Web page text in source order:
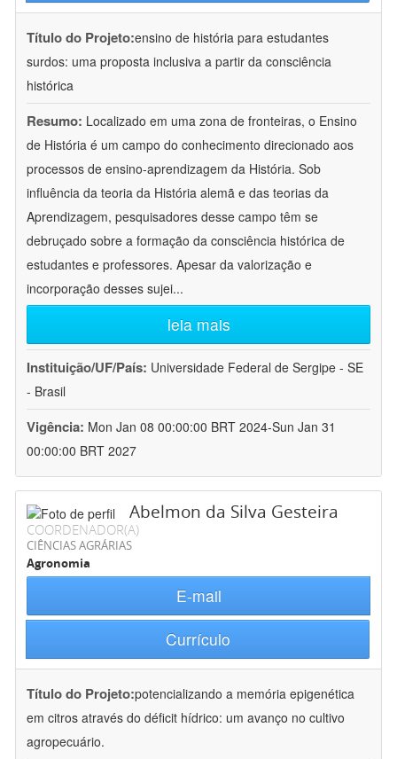
Título do Projeto:ensino de história para estudantes
surdos: uma proposta inclusiva a partir da consciência
histórica
Resumo: Localizado em uma zona de fronteiras, o Ensino
de História é um campo do conhecimento direcionado aos
processos de ensino-aprendizagem da História. Sob
influência da teoria da História alemã e das teorias da
Aprendizagem, pesquisadores desse campo têm se
debruçado sobre a formação da consciência histórica de
estudantes e professores. Apesar da valorização e
incorporação desses sujei...
leia mais
Instituição/UF/País: Universidade Federal de Sergipe - SE
- Brasil
Vigência: Mon Jan 08 00:00:00 BRT 2024-Sun Jan 31
00:00:00 BRT 2027
Abelmon da Silva Gesteira
COORDENADOR(A)
CIÊNCIAS AGRÁRIAS
Agronomia
E-mail
Currículo
Título do Projeto:potencializando a memória epigenética
em citros através do déficit hídrico: um avanço no cultivo
agropecuário.